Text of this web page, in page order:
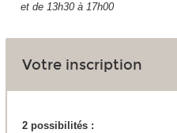
et de 13h30 à 17h00
Votre inscription
2 possibilités :